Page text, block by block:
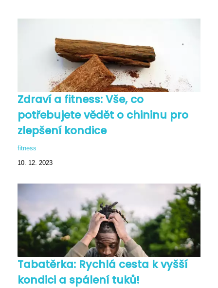
Zdraví a fitness: Vše, co
potřebujete vědět o chininu pro
zlepšení kondice
fitness
10. 12. 2023
Tabatěrka: Rychlá cesta k vyšší
kondici a spálení tuků!